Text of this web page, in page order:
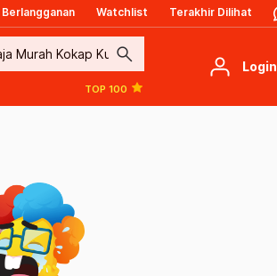
Watchlist Terakhir Dilihat
search
TOP 100
Login